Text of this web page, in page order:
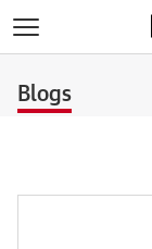
Blogs